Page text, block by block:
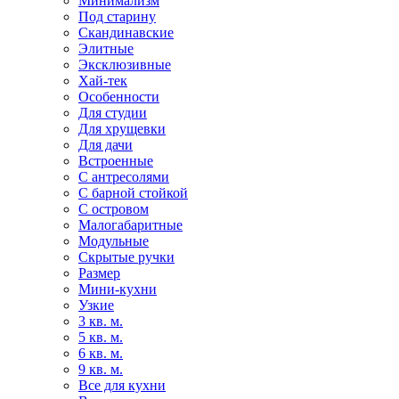
Под старину
Скандинавские
Элитные
Эксклюзивные
Хай-тек
Особенности
Для студии
Для хрущевки
Для дачи
Встроенные
С антресолями
С барной стойкой
С островом
Малогабаритные
Модульные
Скрытые ручки
Размер
Мини-кухни
Узкие
3 кв. м.
5 кв. м.
6 кв. м.
9 кв. м.
Все для кухни